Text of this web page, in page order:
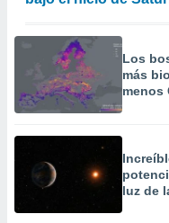
Los
más
menos
luz de